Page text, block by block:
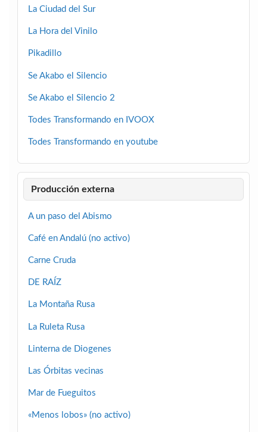
La Ciudad del Sur
La Hora del Vinilo
Pikadillo
Se Akabo el Silencio
Se Akabo el Silencio 2
Todes Transformando en IVOOX
Todes Transformando en youtube
Producción externa
A un paso del Abismo
Café en Andalú (no activo)
Carne Cruda
DE RAÍZ
La Montaña Rusa
La Ruleta Rusa
Linterna de Diogenes
Las Órbitas vecinas
Mar de Fueguitos
«Menos lobos» (no activo)